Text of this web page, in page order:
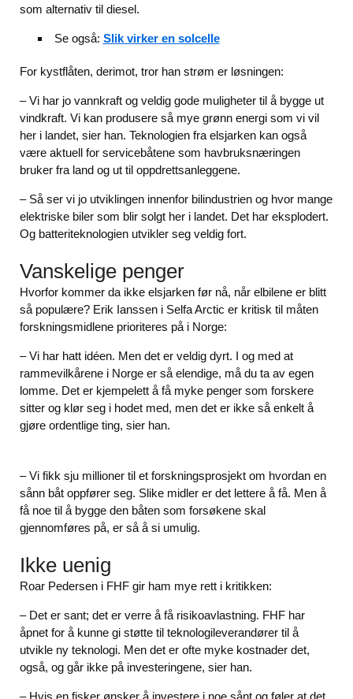
som alternativ til diesel.
Se også: Slik virker en solcelle
For kystflåten, derimot, tror han strøm er løsningen:
– Vi har jo vannkraft og veldig gode muligheter til å bygge ut
vindkraft. Vi kan produsere så mye grønn energi som vi vil
her i landet, sier han. Teknologien fra elsjarken kan også
være aktuell for servicebåtene som havbruksnæringen
bruker fra land og ut til oppdrettsanleggene.
– Så ser vi jo utviklingen innenfor bilindustrien og hvor mange
elektriske biler som blir solgt her i landet. Det har eksplodert.
Og batteriteknologien utvikler seg veldig fort.
Vanskelige penger
Hvorfor kommer da ikke elsjarken før nå, når elbilene er blitt
så populære? Erik Ianssen i Selfa Arctic er kritisk til måten
forskningsmidlene prioriteres på i Norge:
– Vi har hatt idéen. Men det er veldig dyrt. I og med at
rammevilkårene i Norge er så elendige, må du ta av egen
lomme. Det er kjempelett å få myke penger som forskere
sitter og klør seg i hodet med, men det er ikke så enkelt å
gjøre ordentlige ting, sier han.
– Vi fikk sju millioner til et forskningsprosjekt om hvordan en
sånn båt oppfører seg. Slike midler er det lettere å få. Men å
få noe til å bygge den båten som forsøkene skal
gjennomføres på, er så å si umulig.
Ikke uenig
Roar Pedersen i FHF gir ham mye rett i kritikken:
– Det er sant; det er verre å få risikoavlastning. FHF har
åpnet for å kunne gi støtte til teknologileverandører til å
utvikle ny teknologi. Men det er ofte myke kostnader det,
også, og går ikke på investeringene, sier han.